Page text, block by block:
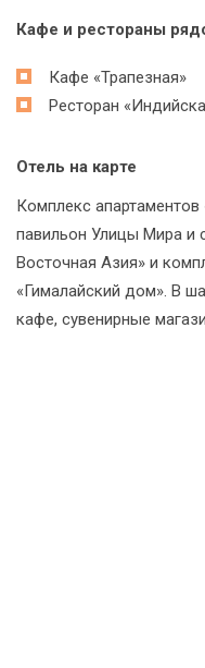
Кафе и рестораны
Кафе «Трапезная»
Ресторан
Отель на карте
Комплекс апартаментов
павильон Улицы Мира и
Восточная Азия» и
«Гималайский дом». В
кафе, сувенирные